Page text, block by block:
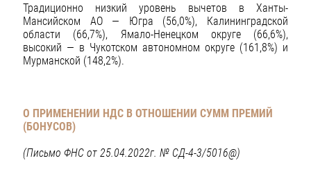
Традиционно низкий уровень вычетов в Ханты-
Мансийском АО — Югра (56,0%), Калининградской
области (66,7%), Ямало-Ненецком округе (66,6%),
высокий — в Чукотском автономном округе (161,8%) и
Мурманской (148,2%).
О ПРИМЕНЕНИИ НДС В ОТНОШЕНИИ СУММ ПРЕМИЙ
(БОНУСОВ)
(Письмо ФНС от 25.04.2022г. № СД-4-3/5016@)